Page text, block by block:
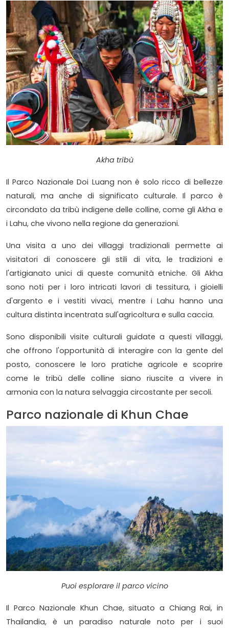
Akha tribù
Il Parco Nazionale Doi Luang non è solo ricco di bellezze
naturali, ma anche di significato culturale. Il parco è
circondato da tribù indigene delle colline, come gli Akha e
i Lahu, che vivono nella regione da generazioni.
Una visita a uno dei villaggi tradizionali permette ai
visitatori di conoscere gli stili di vita, le tradizioni e
l'artigianato unici di queste comunità etniche. Gli Akha
sono noti per i loro intricati lavori di tessitura, i gioielli
d'argento e i vestiti vivaci, mentre i Lahu hanno una
cultura distinta incentrata sull'agricoltura e sulla caccia.
Sono disponibili visite culturali guidate a questi villaggi,
che offrono l'opportunità di interagire con la gente del
posto, conoscere le loro pratiche agricole e scoprire
come le tribù delle colline siano riuscite a vivere in
armonia con la natura selvaggia circostante per secoli.
Parco nazionale di Khun Chae
Puoi esplorare il parco vicino
Il Parco Nazionale Khun Chae, situato a Chiang Rai, in
Thailandia, è un paradiso naturale noto per i suoi